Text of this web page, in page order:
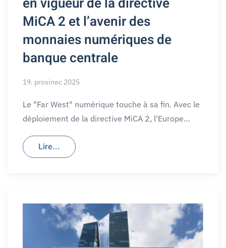
MiCA 2 et l’avenir des
monnaies numériques de
banque centrale
19. prosinec 2025
Le "Far West" numérique touche à sa fin. Avec le
déploiement de la directive MiCA 2, l'Europe…
Lire...